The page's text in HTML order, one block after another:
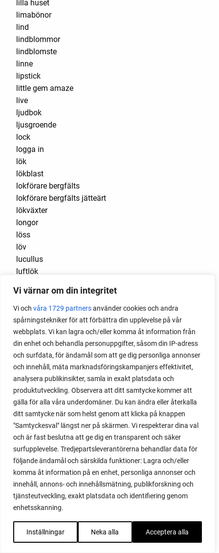
Vi värnar om din integritet
Vi och våra 1729 partnersanvänder cookies och andra
spårningstekniker för att förbättra din upplevelse på vår
webbplats. Vi kan lagra och/eller komma åt information från
din enhet och behandla personuppgifter, såsom din IP-adress
och surfdata, för ändamål som att ge dig personliga annonser
och innehåll, mäta marknadsföringskampanjers effektivitet,
analysera publikinsikter, samla in exakt platsdata och
produktutveckling. Observera att ditt samtycke kommer att
gälla för alla våra underdomäner. Du kan ändra eller återkalla
ditt samtycke när som helst genom att klicka på knappen
"Samtyckesval" längst ner på skärmen. Vi respekterar dina val
och är fast beslutna att ge dig en transparent och säker
surfupplevelse. Tredjepartsleverantörerna behandlar data för
följande ändamål och särskilda funktioner: Lagra och/eller
komma åt information på en enhet, personliga annonser och
innehåll, annons- och innehållsmätning, publikforskning och
tjänsteutveckling, exakt platsdata och identifiering genom
enhetsskanning.
Inställningar Neka alla Acceptera alla
lilla huset
limabönor
lind
lindblommor
lindblomste
linne
lipstick
little gem amaze
live
ljudbok
ljusgroende
lock
logga in
lök
lökblast
lokförare bergfälts
lokförare bergfälts jätteärt
lökväxter
longor
löss
löv
lucullus
luftlök
luktärter
Luleå
maché
majrova
majs
majskolvar
majskorn
måla
malou efter tio
mangold
märgärt
märgärter
markduk
marmelad
mars
marsvin
mask
maskkompost
mässa
mat